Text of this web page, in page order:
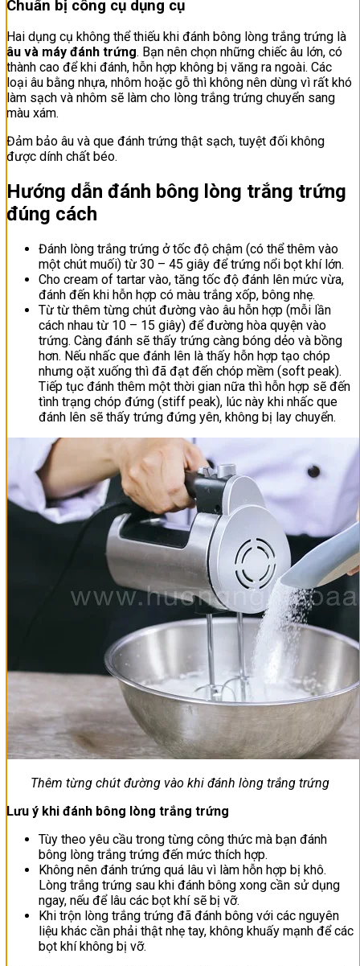
Chuẩn bị công cụ dụng cụ
Hai dụng cụ không thể thiếu khi đánh bông lòng trắng trứng là
âu và máy đánh trứng. Bạn nên chọn những chiếc âu lớn, có
thành cao để khi đánh, hỗn hợp không bị văng ra ngoài. Các
loại âu bằng nhựa, nhôm hoặc gỗ thì không nên dùng vì rất khó
làm sạch và nhôm sẽ làm cho lòng trắng trứng chuyển sang
màu xám.
Đảm bảo âu và que đánh trứng thật sạch, tuyệt đối không
được dính chất béo.
Hướng dẫn đánh bông lòng trắng trứng
đúng cách
Đánh lòng trắng trứng ở tốc độ chậm (có thể thêm vào
một chút muối) từ 30 – 45 giây để trứng nổi bọt khí lớn.
Cho cream of tartar vào, tăng tốc độ đánh lên mức vừa,
đánh đến khi hỗn hợp có màu trắng xốp, bông nhẹ.
Từ từ thêm từng chút đường vào âu hỗn hợp (mỗi lần
cách nhau từ 10 – 15 giây) để đường hòa quyện vào
trứng. Càng đánh sẽ thấy trứng càng bóng dẻo và bồng
hơn. Nếu nhấc que đánh lên là thấy hỗn hợp tạo chóp
nhưng oặt xuống thì đã đạt đến chóp mềm (soft peak).
Tiếp tục đánh thêm một thời gian nữa thì hỗn hợp sẽ đến
tình trạng chóp đứng (stiff peak), lúc này khi nhấc que
đánh lên sẽ thấy trứng đứng yên, không bị lay chuyển.
Thêm từng chút đường vào khi đánh lòng trắng trứng
Lưu ý khi đánh bông lòng trắng trứng
Tùy theo yêu cầu trong từng công thức mà bạn đánh
bông lòng trắng trứng đến mức thích hợp.
Không nên đánh trứng quá lâu vì làm hỗn hợp bị khô.
Lòng trắng trứng sau khi đánh bông xong cần sử dụng
ngay, nếu để lâu các bọt khí sẽ bị vỡ.
Khi trộn lòng trắng trứng đã đánh bông với các nguyên
liệu khác cần phải thật nhẹ tay, không khuấy mạnh để các
bọt khí không bị vỡ.